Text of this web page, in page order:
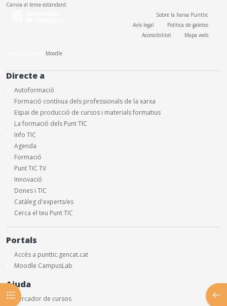
Obre l'índex del curs
Canvia al tema estàndard.
Sobre la Xarxa Punttic
Avís legal
Política de galetes
Accessibilitat
Mapa web
Moodle
Directe a
Autoformació
Formació contínua dels professionals de la xarxa
Espai de producció de cursos i materials formatius
La formació dels Punt TIC
Info TIC
Agenda
Formació
Punt TIC TV
Innovació
Dones i TIC
Catàleg d'experts/es
Cerca el teu Punt TIC
Portals
Accés a punttic.gencat.cat
Moodle CampusLab
Ajuda
Cercador de cursos